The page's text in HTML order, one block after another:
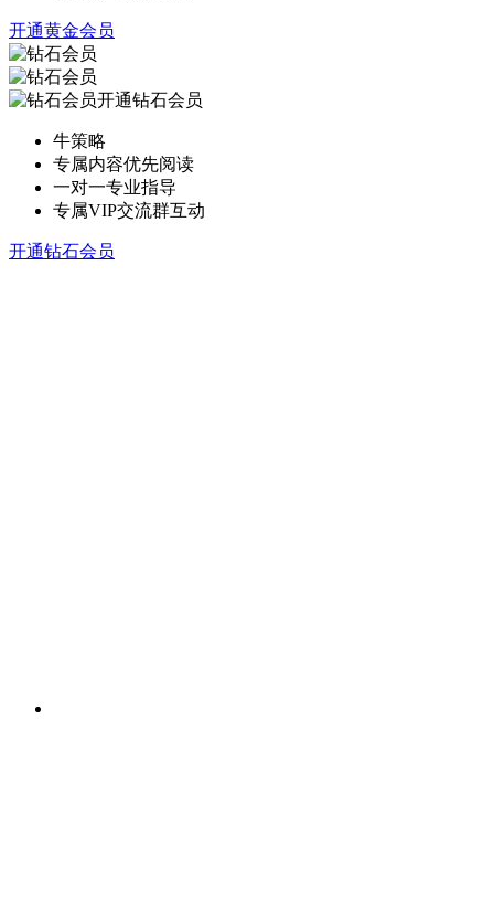
开通黄金会员
开通钻石会员
牛策略
专属内容优先阅读
一对一专业指导
专属VIP交流群互动
开通钻石会员